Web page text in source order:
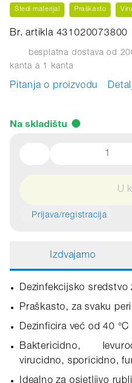
Štedi materijal Praškasto
Br. artikla 431020073800
besplatna dostava od
kanta à 1 kanta
Pitanja o proizvodu
Na skladištu
U
Prijava/registracija
Izdvajamo
Dezinfekcijsko sredstvo
Praškasto, za svaku
Dezinficira već od 40 °C
Baktericidno,
virucidno, sporicidno,